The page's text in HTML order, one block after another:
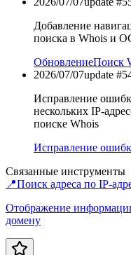
Добавление
поиска в Whois и
ОбновлениеПоиск
2026/07/07update #
Исправление
нескольких IP-
поиске Whois
Исправление
Связанные инструменты
📍Поиск адреса по IP-
Отображение
домену